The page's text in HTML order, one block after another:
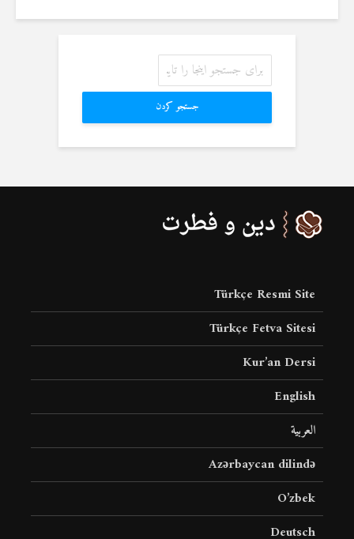
جستجو کردن
Türkçe Resmi Site
Türkçe Fetva Sitesi
Kur’an Dersi
English
العربية
Azərbaycan dilində
O’zbek
Deutsch